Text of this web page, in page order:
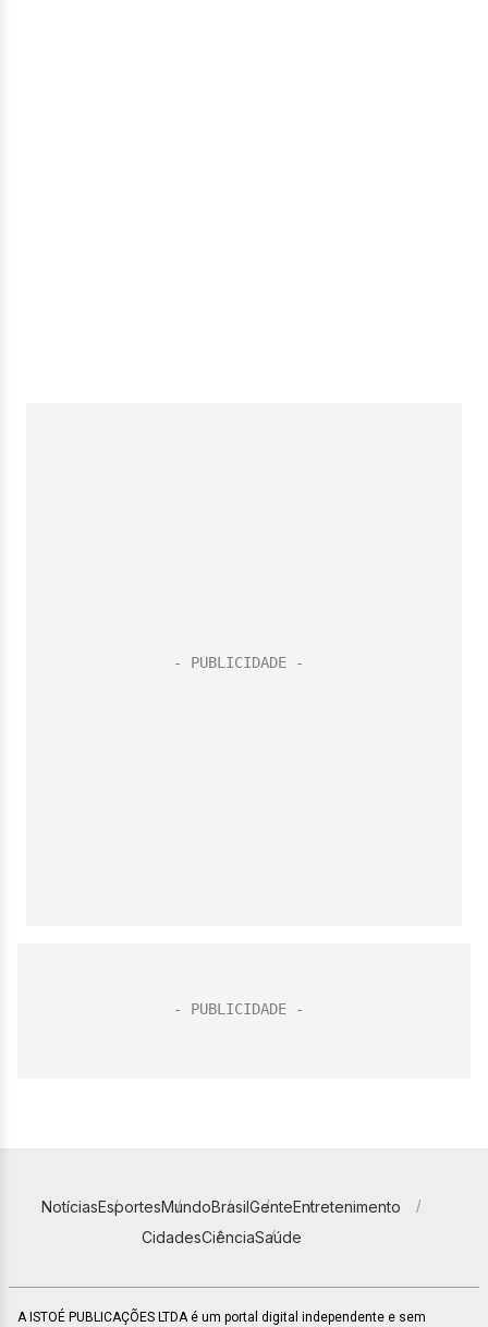
NotíciasEsportesMundoBrasilGenteEntretenimento
CidadesCiênciaSaúde
A ISTOÉ PUBLICAÇÕES LTDA é um portal digital independente e sem